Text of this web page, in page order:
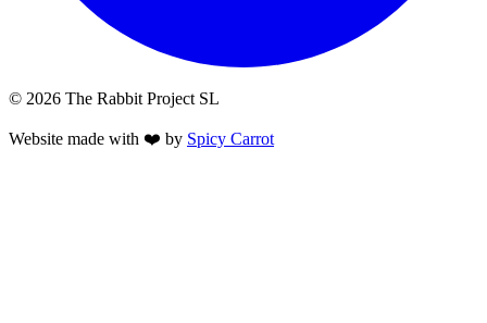
© 2026 The Rabbit Project SL
Website made with ❤️ by Spicy Carrot